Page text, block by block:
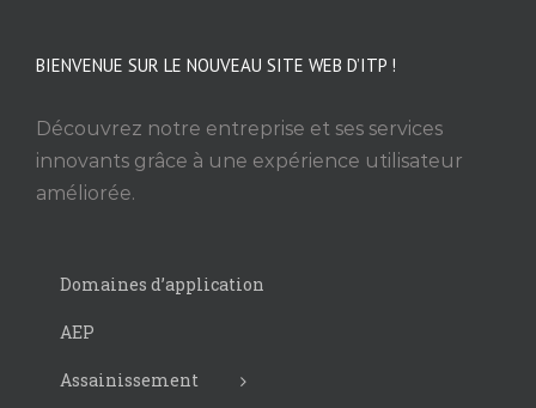
BIENVENUE SUR LE NOUVEAU SITE WEB D’ITP !
Découvrez notre entreprise et ses services
innovants grâce à une expérience utilisateur
améliorée.
Domaines d’application
AEP
Assainissement